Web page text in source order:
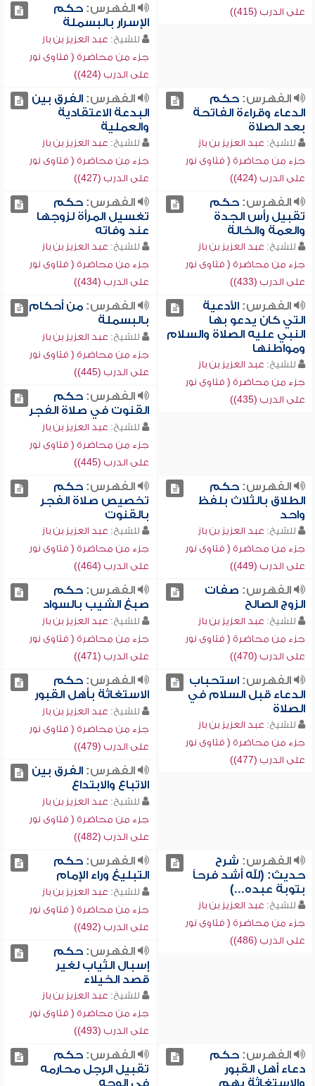
على الدرب (415))
الفهرس:حكم
الإسرار بالبسملة
للشيخ: عبد العزيز بن باز
جزء من محاضرة ( فتاوى نور
على الدرب (424))
الفهرس:حكم
الدعاء وقراءة الفاتحة
بعد الصلاة
للشيخ: عبد العزيز بن باز
جزء من محاضرة ( فتاوى نور
على الدرب (424))
الفهرس:الفرق بين
البدعة الاعتقادية
والعملية
للشيخ: عبد العزيز بن باز
جزء من محاضرة ( فتاوى نور
على الدرب (427))
الفهرس:حكم
تقبيل رأس الجدة
والعمة والخالة
للشيخ: عبد العزيز بن باز
جزء من محاضرة ( فتاوى نور
على الدرب (433))
الفهرس:حكم
تغسيل المرأة لزوجها
عند وفاته
للشيخ: عبد العزيز بن باز
جزء من محاضرة ( فتاوى نور
على الدرب (434))
الفهرس:الأدعية
التي كان يدعو بها
النبي عليه الصلاة والسلام
ومواطنها
للشيخ: عبد العزيز بن باز
جزء من محاضرة ( فتاوى نور
على الدرب (435))
الفهرس:من أحكام
بالبسملة
للشيخ: عبد العزيز بن باز
جزء من محاضرة ( فتاوى نور
على الدرب (445))
الفهرس:حكم
القنوت في صلاة الفجر
للشيخ: عبد العزيز بن باز
جزء من محاضرة ( فتاوى نور
على الدرب (445))
الفهرس:حكم
الطلاق بالثلاث بلفظ
واحد
للشيخ: عبد العزيز بن باز
جزء من محاضرة ( فتاوى نور
على الدرب (449))
الفهرس:حكم
تخصيص صلاة الفجر
بالقنوت
للشيخ: عبد العزيز بن باز
جزء من محاضرة ( فتاوى نور
على الدرب (464))
الفهرس: صفات
الزوج الصالح
للشيخ: عبد العزيز بن باز
جزء من محاضرة ( فتاوى نور
على الدرب (470))
الفهرس:حكم
صبغ الشيب بالسواد
للشيخ: عبد العزيز بن باز
جزء من محاضرة ( فتاوى نور
على الدرب (471))
الفهرس:استحباب
الدعاء قبل السلام في
الصلاة
للشيخ: عبد العزيز بن باز
جزء من محاضرة ( فتاوى نور
على الدرب (477))
الفهرس:حكم
الاستغاثة بأهل القبور
للشيخ: عبد العزيز بن باز
جزء من محاضرة ( فتاوى نور
على الدرب (479))
الفهرس:الفرق بين
الاتباع والابتداع
للشيخ: عبد العزيز بن باز
جزء من محاضرة ( فتاوى نور
على الدرب (482))
الفهرس: شرح
حديث: (لله أشد فرحاً
بتوبة عبده...)
للشيخ: عبد العزيز بن باز
جزء من محاضرة ( فتاوى نور
على الدرب (486))
الفهرس:حكم
التبليغ وراء الإمام
للشيخ: عبد العزيز بن باز
جزء من محاضرة ( فتاوى نور
على الدرب (492))
الفهرس:حكم
إسبال الثياب لغير
قصد الخيلاء
للشيخ: عبد العزيز بن باز
جزء من محاضرة ( فتاوى نور
على الدرب (493))
الفهرس:حكم
دعاء أهل القبور
والاستغاثة بهم
الفهرس:حكم
تقبيل الرجل محارمه
في الوجه